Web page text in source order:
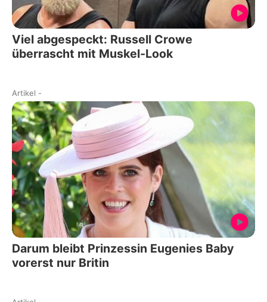
Viel abgespeckt: Russell Crowe
überrascht mit Muskel-Look
Artikel -
Darum bleibt Prinzessin Eugenies Baby
vorerst nur Britin